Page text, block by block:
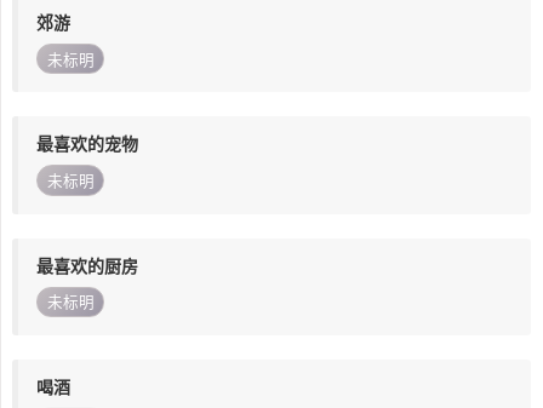
郊游
未标明
最喜欢的宠物
未标明
最喜欢的厨房
未标明
喝酒